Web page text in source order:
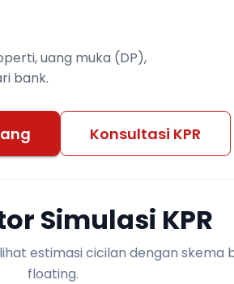
uang muka (DP),
bank.
Konsultasi KPR
Simulasi KPR
estimasi cicilan dengan skema
floating.